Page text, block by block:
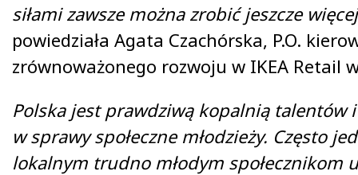
siłami zawsze można zrobić jeszcze
powiedziała Agata Czachórska, P.O.
zrównoważonego rozwoju w IKEA Retail
Polska jest prawdziwą kopalnią talentów
w sprawy społeczne młodzieży. Często
lokalnym trudno młodym społecznikom